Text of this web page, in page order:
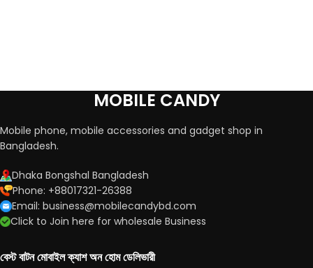
MOBILE CANDY
Mobile phone, mobile accessories and gadget shop in
Bangladesh.
Dhaka Bongshal Bangladesh
Phone: +88017321-26388
Email: business@mobilecandybd.com
Click to Join here for wholesale Business
বেস্ট বাটন মোবাইল ক্যাশ অন হোম ডেলিভারী